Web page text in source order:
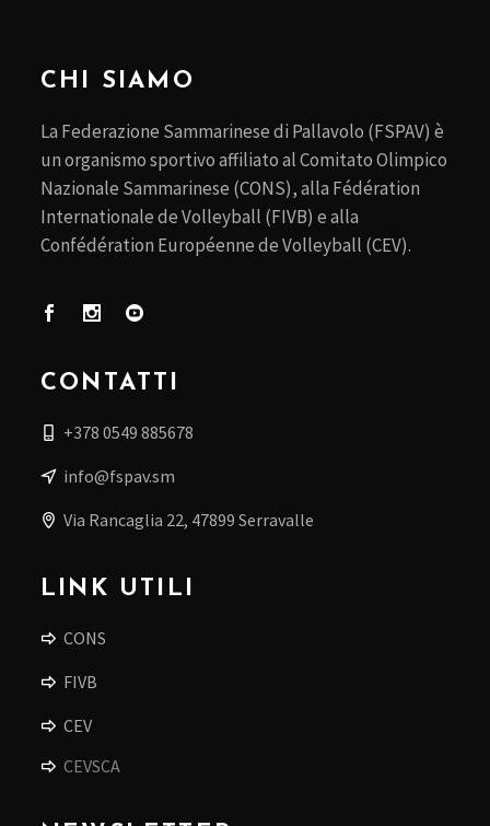
CHI SIAMO
La Federazione Sammarinese di Pallavolo (FSPAV) è
un organismo sportivo affiliato al Comitato Olimpico
Nazionale Sammarinese (CONS), alla Fédération
Internationale de Volleyball (FIVB) e alla
Confédération Européenne de Volleyball (CEV).
CONTATTI
+378 0549 885678
info@fspav.sm
Via Rancaglia 22, 47899 Serravalle
LINK UTILI
CONS
FIVB
CEV
CEVSCA